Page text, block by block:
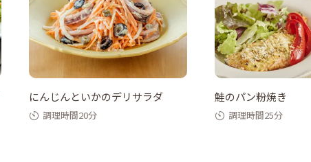
にんじんといかのデリサラダ
調理時間20分
鮭のパン粉焼き
調理時間25分